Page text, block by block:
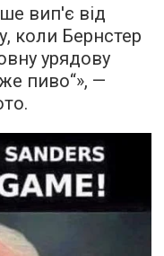
вип'є від
коли Бернстер
урядову
пиво“», —